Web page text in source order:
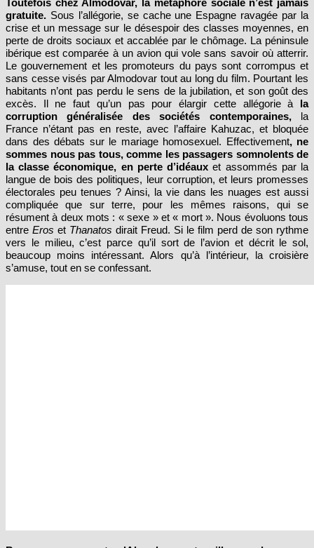
crise et un message sur le désespoir des classes moyennes, en
perte de droits sociaux et accablée par le chômage. La péninsule
ibérique est comparée à un avion qui vole sans savoir où atterrir.
Le gouvernement et les promoteurs du pays sont corrompus et
sans cesse visés par Almodovar tout au long du film. Pourtant les
habitants n’ont pas perdu le sens de la jubilation, et son goût des
excès. Il ne faut qu’un pas pour élargir cette allégorie àla
corruption généralisée des sociétés contemporaines,la
France n’étant pas en reste, avec l’affaire Kahuzac, et bloquée
dans des débats sur le mariage homosexuel. Effectivement,
ne
sommes nous pas tous, comme les passagers somnolents de
la classe économique, en perte d’idéauxet assommés par la
langue de bois des politiques, leur corruption, et leurs promesses
électorales peu tenues ? Ainsi, la vie dans les nuages est aussi
compliquée que sur terre, pour les mêmes raisons, qui se
résument à deux mots : « sexe » et « mort ». Nous évoluons tous
entreErosetThanatos dirait Freud. Si le film perd de son rythme
vers le milieu, c’est parce qu’il sort de l’avion et décrit le sol,
beaucoup moins intéressant. Alors qu’à l’intérieur, la croisière
s’amuse, tout en se confessant.
Beaucoup penseront qu’Almodovar est meilleur en drame